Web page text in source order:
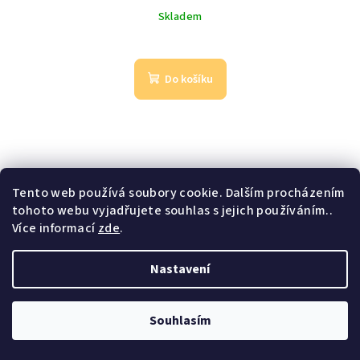
Tento web používá soubory cookie. Dalším procházením
tohoto webu vyjadřujete souhlas s jejich používáním..
Více informacízde.
Nastavení
Souhlasím
Skladem
Do košíku